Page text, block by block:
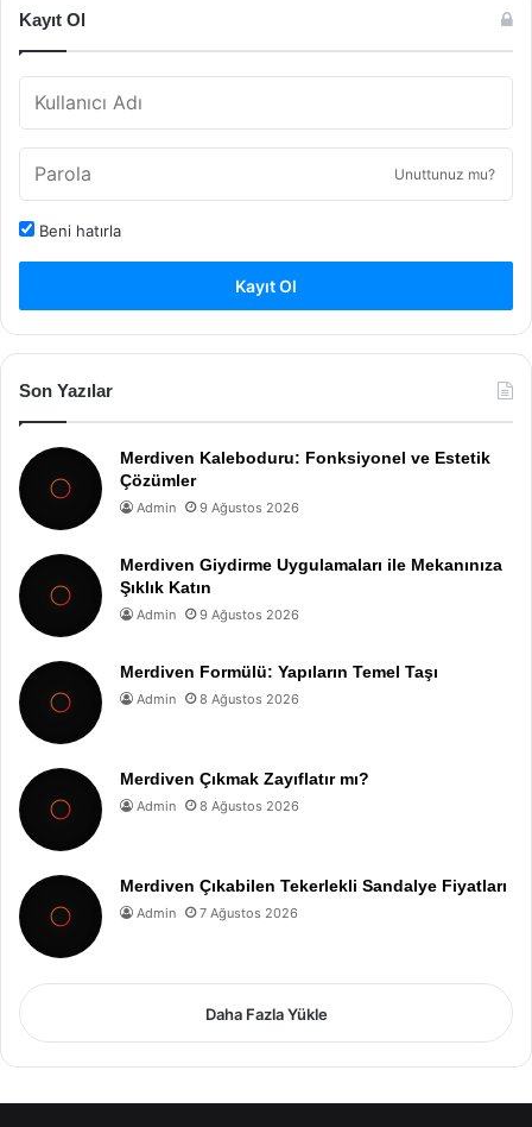
Kayıt Ol
Unuttunuz mu?
Beni hatırla
Kayıt Ol
Son Yazılar
Merdiven Kaleboduru: Fonksiyonel ve Estetik
Çözümler
Admin 9 Ağustos 2026
Merdiven Giydirme Uygulamaları ile Mekanınıza
Şıklık Katın
Admin 9 Ağustos 2026
Merdiven Formülü: Yapıların Temel Taşı
Admin 8 Ağustos 2026
Merdiven Çıkmak Zayıflatır mı?
Admin 8 Ağustos 2026
Merdiven Çıkabilen Tekerlekli Sandalye Fiyatları
Admin 7 Ağustos 2026
Daha Fazla Yükle